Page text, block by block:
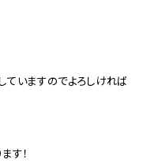
いますのでよろしければ
す！